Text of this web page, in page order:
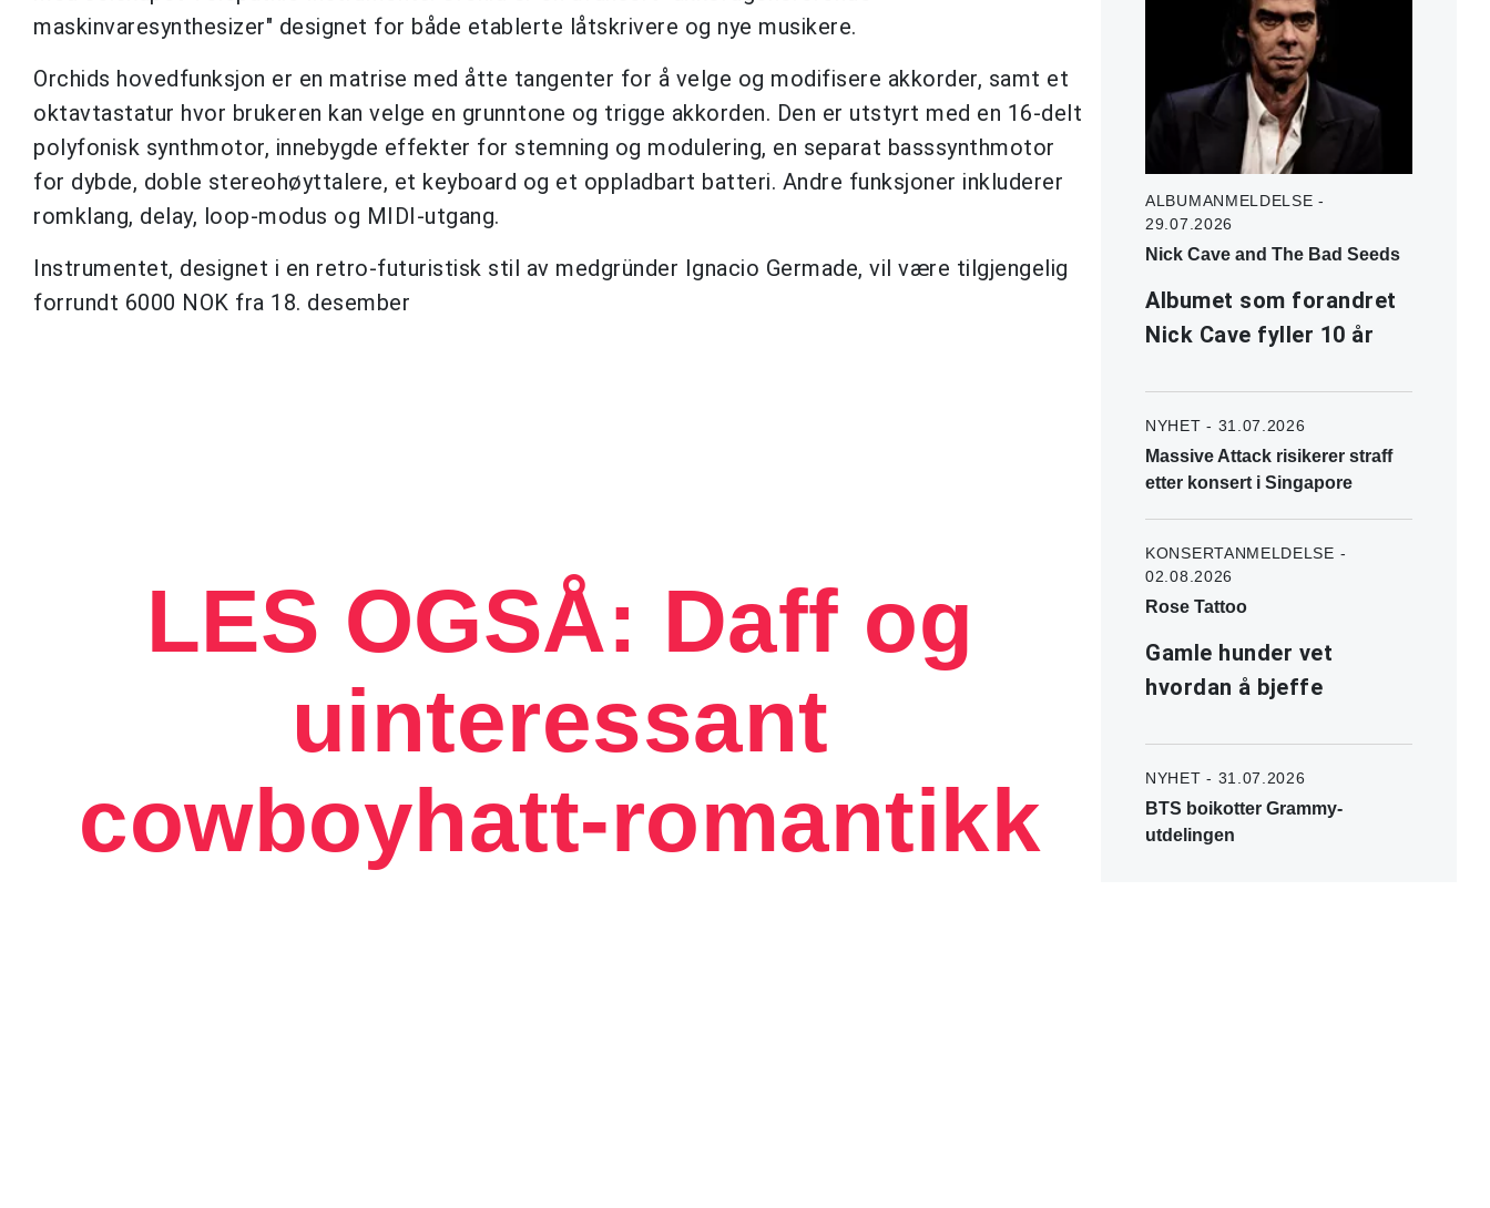
maskinvaresynthesizer" designet for både etablerte låtskrivere og nye musikere.
Orchids hovedfunksjon er en matrise med åtte tangenter for å velge og modifisere akkorder, samt et
oktavtastatur hvor brukeren kan velge en grunntone og trigge akkorden. Den er utstyrt med en 16-delt
polyfonisk synthmotor, innebygde effekter for stemning og modulering, en separat basssynthmotor
for dybde, doble stereohøyttalere, et keyboard og et oppladbart batteri. Andre funksjoner inkluderer
romklang, delay, loop-modus og MIDI-utgang.
Instrumentet, designet i en retro-futuristisk stil av medgründer Ignacio Germade, vil være tilgjengelig
forrundt 6000 NOK fra 18. desember
LES OGSÅ: Daff og
uinteressant
cowboyhatt-romantikk
ALBUMANMELDELSE -
29.07.2026
Nick Cave and The Bad Seeds
Albumet som forandret
Nick Cave fyller 10 år
NYHET - 31.07.2026
Massive Attack risikerer straff
etter konsert i Singapore
KONSERTANMELDELSE -
02.08.2026
Rose Tattoo
Gamle hunder vet
hvordan å bjeffe
NYHET - 31.07.2026
BTS boikotter Grammy-
utdelingen